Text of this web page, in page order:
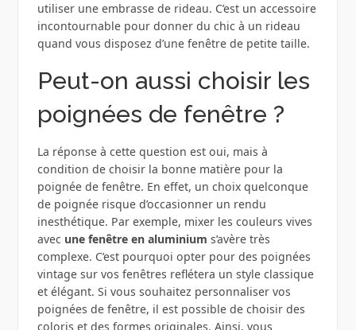
utiliser une embrasse de rideau. C’est un accessoire
incontournable pour donner du chic à un rideau
quand vous disposez d’une fenêtre de petite taille.
Peut-on aussi choisir les
poignées de fenêtre ?
La réponse à cette question est oui, mais à
condition de choisir la bonne matière pour la
poignée de fenêtre. En effet, un choix quelconque
de poignée risque d’occasionner un rendu
inesthétique. Par exemple, mixer les couleurs vives
avec une fenêtre en aluminium s’avère très
complexe. C’est pourquoi opter pour des poignées
vintage sur vos fenêtres reflétera un style classique
et élégant. Si vous souhaitez personnaliser vos
poignées de fenêtre, il est possible de choisir des
coloris et des formes originales. Ainsi, vous